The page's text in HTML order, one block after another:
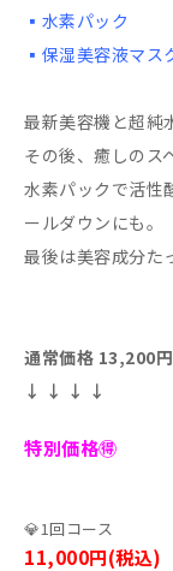
▪️水素パック
▪️保湿美容液マス
最新美容機と超純
その後、癒しのス
水素パックで活性
ールダウンにも。
最後は美容成分た
通常価格 13,200
↓ ↓ ↓ ↓
特別価格🉐
💎1回コース
11,000円(税込)